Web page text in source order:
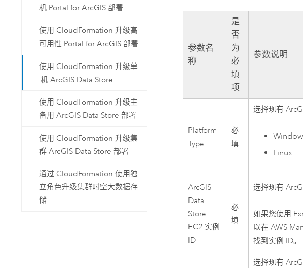
机 Portal for ArcGIS 部署
使用 CloudFormation 升级高
可用性 Portal for ArcGIS 部署
使用 CloudFormation 升级单
机 ArcGIS Data Store
使用 CloudFormation 升级主-
备用 ArcGIS Data Store 部署
使用 CloudFormation 升级集
群 ArcGIS Data Store 部署
通过 CloudFormation 使用独
立角色升级集群时空大数据存
储
参数名
称
是
否
为
必
填
项
参数说明
Platform
Type
必
填
选择现有
Linux
ArcGIS
Data
Store
EC2 实例
ID
必
填
选择现有
如果您使用
以在AWS
找到实例 ID
选择现有